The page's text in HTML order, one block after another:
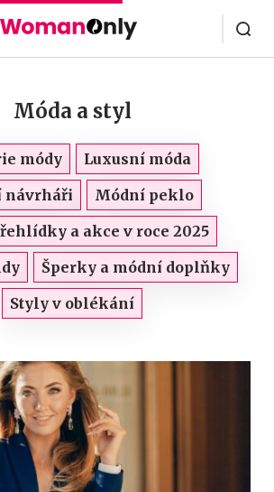
Móda a styl
módy
Luxusní móda
návrháři
Módní peklo
a akce v roce 2025
Šperky a módní doplňky
Styly v oblékání